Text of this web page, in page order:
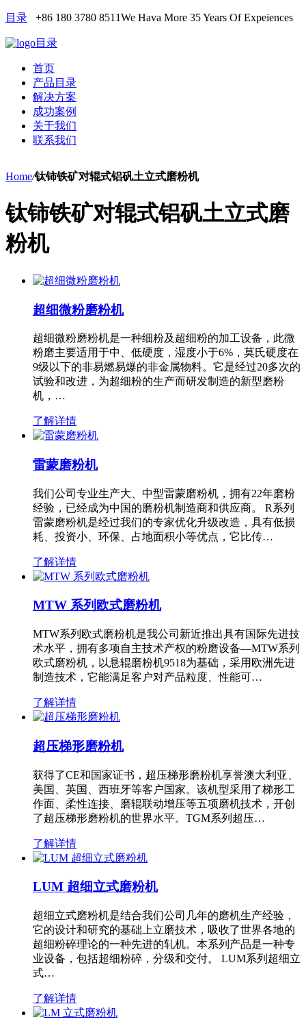
目录 +86 180 3780 8511We Hava More 35 Years Of Expeiences
目录
首页
产品目录
解决方案
成功案例
关于我们
联系我们
Home/钛铈铁矿对辊式铝矾土立式磨粉机
钛铈铁矿对辊式铝矾土立式磨
粉机
超细微粉磨粉机
超细微粉磨粉机是一种细粉及超细粉的加工设备，此微
粉磨主要适用于中、低硬度，湿度小于6%，莫氏硬度在
9级以下的非易燃易爆的非金属物料。它是经过20多次的
试验和改进，为超细粉的生产而研发制造的新型磨粉
机，…
了解详情
雷蒙磨粉机
我们公司专业生产大、中型雷蒙磨粉机，拥有22年磨粉
经验，已经成为中国的磨粉机制造商和供应商。 R系列
雷蒙磨粉机是经过我们的专家优化升级改造，具有低损
耗、投资小、环保、占地面积小等优点，它比传…
了解详情
MTW 系列欧式磨粉机
MTW系列欧式磨粉机是我公司新近推出具有国际先进技
术水平，拥有多项自主技术产权的粉磨设备—MTW系列
欧式磨粉机，以悬辊磨粉机9518为基础，采用欧洲先进
制造技术，它能满足客户对产品粒度、性能可…
了解详情
超压梯形磨粉机
获得了CE和国家证书，超压梯形磨粉机享誉澳大利亚、
美国、英国、西班牙等客户国家。该机型采用了梯形工
作面、柔性连接、磨辊联动增压等五项磨机技术，开创
了超压梯形磨粉机的世界水平。TGM系列超压…
了解详情
LUM 超细立式磨粉机
超细立式磨粉机是结合我们公司几年的磨机生产经验，
它的设计和研究的基础上立磨技术，吸收了世界各地的
超细粉碎理论的一种先进的轧机。本系列产品是一种专
业设备，包括超细粉碎，分级和交付。 LUM系列超细立
式…
了解详情